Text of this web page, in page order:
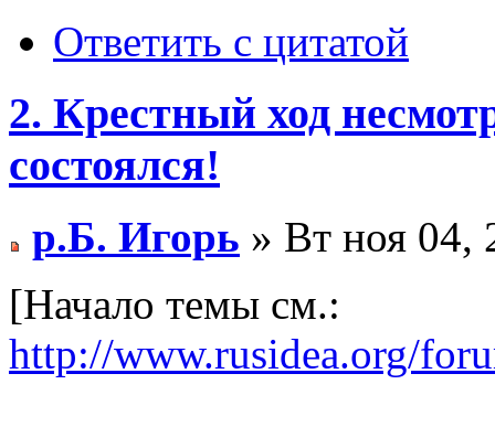
Ответить с цитатой
2. Крестный ход
состоялся!
р.Б. Игорь » Вт ноя 04,
[Начало темы см.:
http://www.rusidea.org/